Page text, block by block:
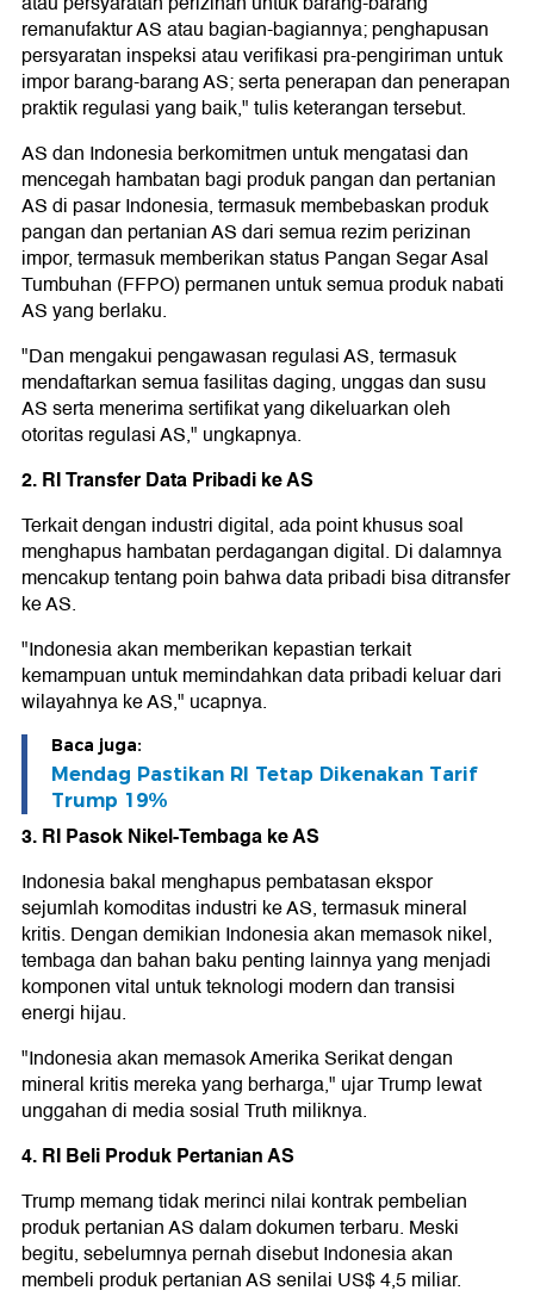
remanufaktur AS atau bagian-bagiannya; penghapusan
persyaratan inspeksi atau verifikasi pra-pengiriman untuk
impor barang-barang AS; serta penerapan dan penerapan
praktik regulasi yang baik," tulis keterangan tersebut.
AS dan Indonesia berkomitmen untuk mengatasi dan
mencegah hambatan bagi produk pangan dan pertanian
AS di pasar Indonesia, termasuk membebaskan produk
pangan dan pertanian AS dari semua rezim perizinan
impor, termasuk memberikan status Pangan Segar Asal
Tumbuhan (FFPO) permanen untuk semua produk nabati
AS yang berlaku.
"Dan mengakui pengawasan regulasi AS, termasuk
mendaftarkan semua fasilitas daging, unggas dan susu
AS serta menerima sertifikat yang dikeluarkan oleh
otoritas regulasi AS," ungkapnya.
2. RI Transfer Data Pribadi ke AS
Terkait dengan industri digital, ada point khusus soal
menghapus hambatan perdagangan digital. Di dalamnya
mencakup tentang poin bahwa data pribadi bisa ditransfer
ke AS.
"Indonesia akan memberikan kepastian terkait
kemampuan untuk memindahkan data pribadi keluar dari
wilayahnya ke AS," ucapnya.
Baca juga:
Mendag Pastikan RI Tetap Dikenakan Tarif
Trump 19%
3. RI Pasok Nikel-Tembaga ke AS
Indonesia bakal menghapus pembatasan ekspor
sejumlah komoditas industri ke AS, termasuk mineral
kritis. Dengan demikian Indonesia akan memasok nikel,
tembaga dan bahan baku penting lainnya yang menjadi
komponen vital untuk teknologi modern dan transisi
energi hijau.
"Indonesia akan memasok Amerika Serikat dengan
mineral kritis mereka yang berharga," ujar Trump lewat
unggahan di media sosial Truth miliknya.
4. RI Beli Produk Pertanian AS
Trump memang tidak merinci nilai kontrak pembelian
produk pertanian AS dalam dokumen terbaru. Meski
begitu, sebelumnya pernah disebut Indonesia akan
membeli produk pertanian AS senilai US$ 4,5 miliar.